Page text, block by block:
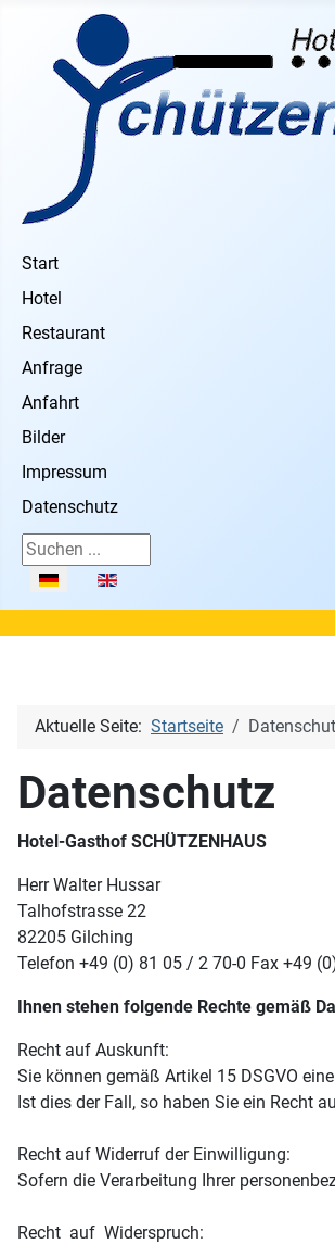
Start
Hotel
Restaurant
Anfrage
Anfahrt
Bilder
Impressum
Datenschutz
Suchen ...
Sprache auswählen
Aktuelle Seite: Startseite
Datenschutz
Hotel-Gasthof SCHÜTZENHAUS
Herr Walter Hussar
Talhofstrasse 22
82205 Gilching
Telefon +49 (0) 81 05 / 2 70-0 Fax +49
Ihnen stehen folgende Rechte gemäß
Recht auf Auskunft:
Sie können gemäß Artikel 15
Ist dies der Fall, so haben Sie ein Recht
Recht auf Widerruf der Einwilligung:
Sofern die Verarbeitung Ihrer
Recht auf Widerspruch: